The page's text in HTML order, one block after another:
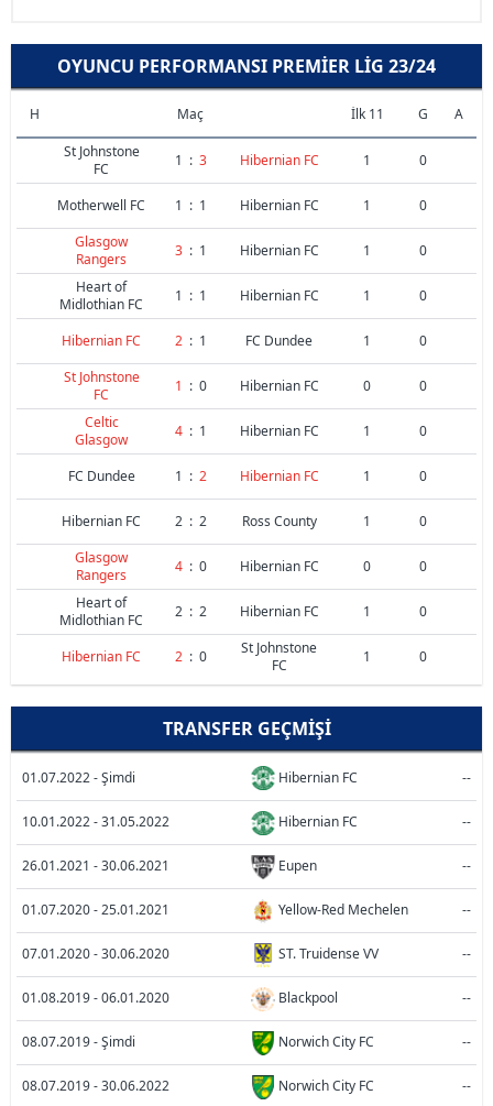
OYUNCU PERFORMANSI PREMIER LIG 23/24
H Maç İlk 11 G
A
St Johnstone
FC
1 : 3 Hibernian FC 1 0
Motherwell FC 1 : 1 Hibernian FC 1
0
Glasgow
Rangers
3 : 1 Hibernian FC 1
0
Heart of
Midlothian FC
1 : 1 Hibernian FC 1 0
Hibernian FC 2 : 1 FC Dundee 1
0
St Johnstone
FC
1 : 0 Hibernian FC 0
0
Celtic
Glasgow
4 : 1 Hibernian FC 1 0
FC Dundee 1 : 2 Hibernian FC 1 0
Hibernian FC 2 : 2 Ross County 1
0
Glasgow
Rangers
4 : 0 Hibernian FC 0
0
Heart of
Midlothian FC
2 : 2 Hibernian FC 1 0
Hibernian FC 2 : 0
St Johnstone
FC
1 0
TRANSFER GEÇMIŞI
01.07.2022 - Şimdi Hibernian FC --
10.01.2022 - 31.05.2022 Hibernian FC --
26.01.2021 - 30.06.2021 Eupen --
01.07.2020 - 25.01.2021 Yellow-Red Mechelen --
07.01.2020 - 30.06.2020 ST. Truidense VV --
01.08.2019 - 06.01.2020 Blackpool --
08.07.2019 - Şimdi Norwich City FC --
08.07.2019 - 30.06.2022 Norwich City FC --